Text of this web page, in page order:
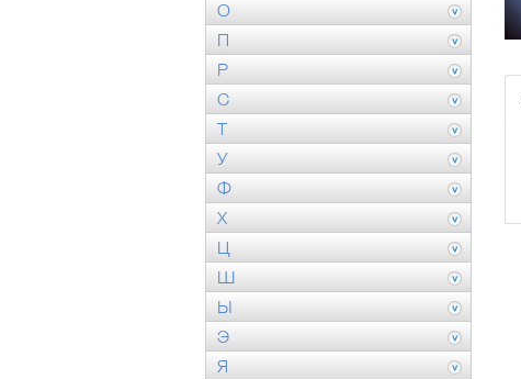
О
П
Р
С
Т
У
Ф
Х
Ц
Ш
Ы
Э
Я